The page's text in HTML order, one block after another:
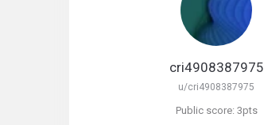
cri4908387975
u/cri4908387975
Public score: 3pts